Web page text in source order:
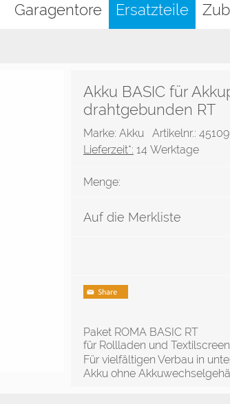
Garagentore Ersatzteile
Akku BASIC für
drahtgebunden RT
Marke: Akku Artikelnr.:
Lieferzeit*: 14 Werktage
Menge:
Auf die Merkliste
Paket ROMA BASIC RT
für Rollladen und
Für vielfältigen Verbau in
Akku ohne